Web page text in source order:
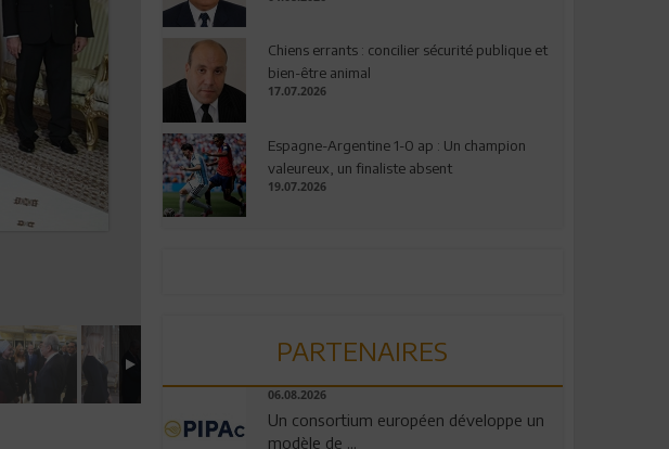
Chiens errants : concilier sécurité publique et
bien-être animal
17.07.2026
Espagne-Argentine 1-0 ap : Un champion
valeureux, un finaliste absent
19.07.2026
PARTENAIRES
06.08.2026
Un consortium européen développe un
modèle de ...